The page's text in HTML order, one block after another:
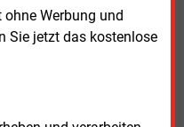
Werbung und
Sie jetzt das kostenlose
auch das schlecht
der
bei der